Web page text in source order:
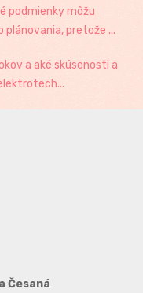
podmienky môžu
pretože ...
a aké skúsenosti a
Česaná